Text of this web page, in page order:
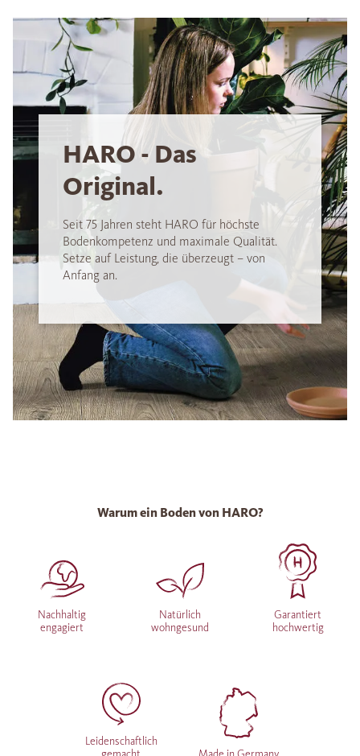
HARO - Das
Original.
Seit 75 Jahren steht HARO für höchste
Bodenkompetenz und maximale Qualität.
Setze auf Leistung, die überzeugt – von
Anfang an.
Warum ein Boden von HARO?
Nachhaltig
engagiert
Natürlich
wohngesund
Garantiert
hochwertig
Leidenschaftlich